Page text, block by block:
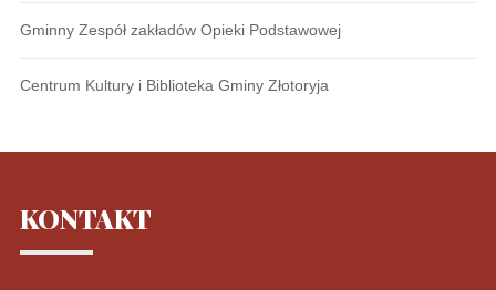
Gminny Zespół zakładów Opieki Podstawowej
Centrum Kultury i Biblioteka Gminy Złotoryja
KONTAKT